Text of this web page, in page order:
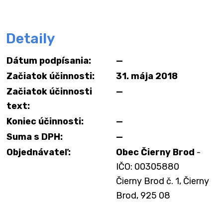
Detaily
Dátum podpísania:
—
Začiatok účinnosti:
31. mája 2018
Začiatok účinnosti
text:
—
Koniec účinnosti:
—
Suma s DPH:
—
Objednávateľ:
Obec Čierny Brod -
IČO: 00305880
Čierny Brod č. 1, Čierny
Brod, 925 08